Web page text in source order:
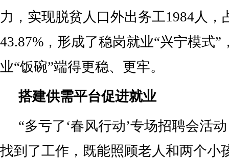
力，实现脱贫人口外出务工1984人，
43.87%，形成了稳岗就业“兴宁模式”
业“饭碗”端得更稳、更牢。
搭建供需平台促进就业
“多亏了‘春风行动’专场招聘会活
找到了工作，既能照顾老人和两个小